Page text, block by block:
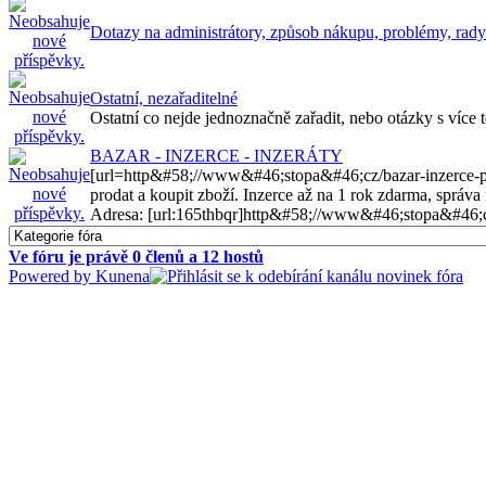
Dotazy na administrátory, způsob nákupu, problémy, rady
Ostatní, nezařaditelné
Ostatní co nejde jednoznačně zařadit, nebo otázky s více
BAZAR - INZERCE - INZERÁTY
[url=http&#58;//www&#46;stopa&#46;cz/bazar-inzerce-
prodat a koupit zboží. Inzerce až na 1 rok zdarma, správa
Adresa: [url:165thbqr]http&#58;//
Ve fóru je právě 0 členů a 12 hostů
Powered by Kunena